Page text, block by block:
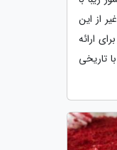
از این
ارائه
تاریخی